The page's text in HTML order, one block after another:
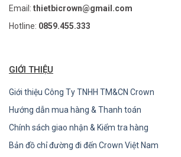
Email: thietbicrown@gmail.com
Hotline: 0859.455.333
GIỚI THIỆU
Giới thiệu Công Ty TNHH TM&CN Crown
Hướng dẫn mua hàng & Thanh toán
Chính sách giao nhận & Kiểm tra hàng
Bản đồ chỉ đường đi đến Crown Việt Nam